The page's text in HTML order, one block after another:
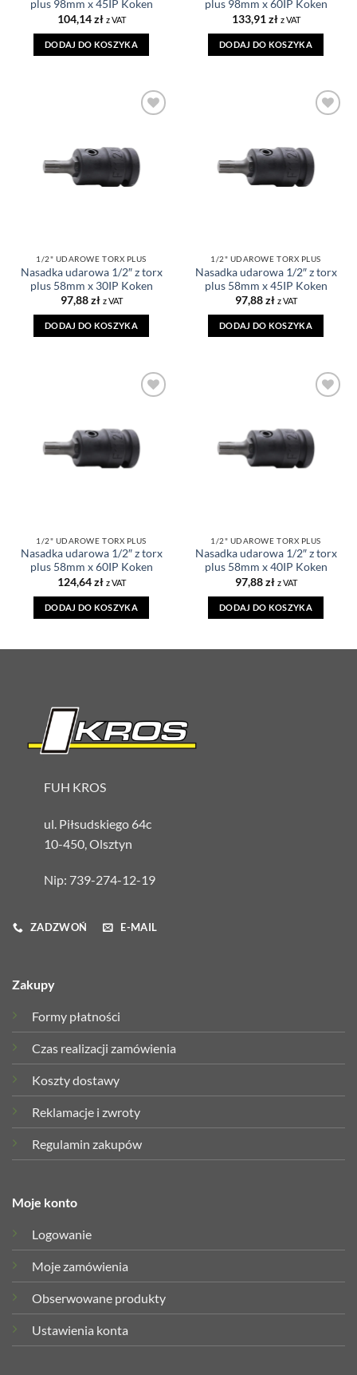
plus 98mm x 45IP Koken
104,14zł z VAT
DODAJ DO KOSZYKA
plus 98mm x 60IP Koken
133,91zł z VAT
DODAJ DO KOSZYKA
1/2" UDAROWE TORX PLUS
Nasadka udarowa 1/2″ z torx
plus 58mm x 30IP Koken
97,88zł z VAT
DODAJ DO KOSZYKA
1/2" UDAROWE TORX PLUS
Nasadka udarowa 1/2″ z torx
plus 58mm x 45IP Koken
97,88zł z VAT
DODAJ DO KOSZYKA
1/2" UDAROWE TORX PLUS
Nasadka udarowa 1/2″ z torx
plus 58mm x 60IP Koken
124,64zł z VAT
DODAJ DO KOSZYKA
1/2" UDAROWE TORX PLUS
Nasadka udarowa 1/2″ z torx
plus 58mm x 40IP Koken
97,88zł z VAT
DODAJ DO KOSZYKA
FUH KROS
ul. Piłsudskiego 64c
10-450, Olsztyn
Nip: 739-274-12-19
ZADZWOŃ E-MAIL
Zakupy
Formy płatności
Czas realizacji zamówienia
Koszty dostawy
Reklamacje i zwroty
Regulamin zakupów
Moje konto
Logowanie
Moje zamówienia
Obserwowane produkty
Ustawienia konta